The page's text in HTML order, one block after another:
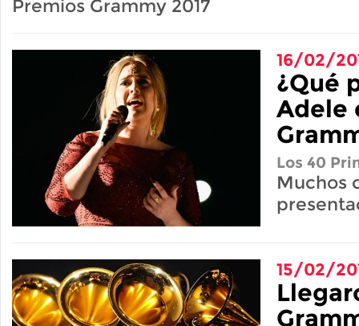
Premios Grammy 2017
16/02/
¿Qué
Adele
Los 40
Muchos
15/02/